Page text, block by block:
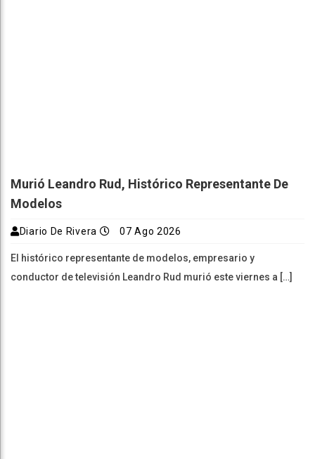
Murió Leandro Rud, Histórico Representante De
Modelos
Diario De Rivera 07 Ago 2026
El histórico representante de modelos, empresario y
conductor de televisión Leandro Rud murió este viernes a […]